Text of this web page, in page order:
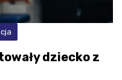
dziecko z